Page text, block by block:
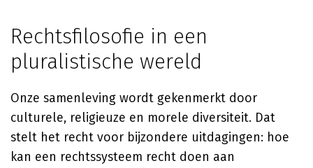
Rechtsfilosofie in een
pluralistische wereld
Onze samenleving wordt gekenmerkt door
culturele, religieuze en morele diversiteit. Dat
stelt het recht voor bijzondere uitdagingen: hoe
kan een rechtssysteem recht doen aan